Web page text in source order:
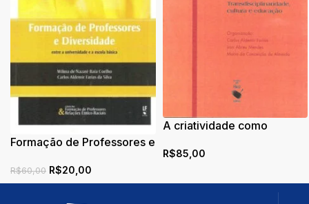
Formação de Professores e
universidade e a escola
básica
R$60,00 R$20,00
A criatividade como
transdisciplinariedade,
R$85,00